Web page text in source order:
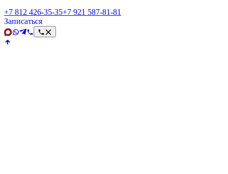
+7 812 426‑35‑35+7 921 587‑81‑81
Записаться